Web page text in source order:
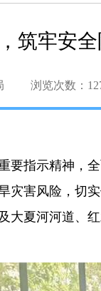
筑牢安
浏览次数：
要指示精神，
灾害风险，切
大夏河河道、